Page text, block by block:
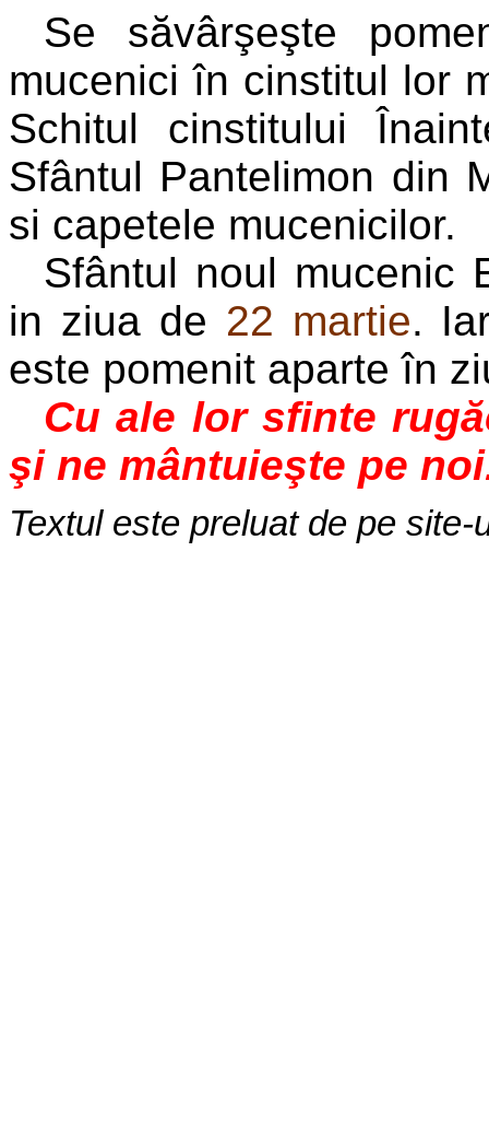
Se săvârşeşte
mucenici în cinstitul lor
Schitul cinstitului
Sfântul Pantelimon din
si capetele mucenicilor.
Sfântul noul mucenic
in ziua de 22 martie.
este pomenit aparte în
Cu ale lor sfinte
şi ne mântuieşte pe
Textul este preluat de pe